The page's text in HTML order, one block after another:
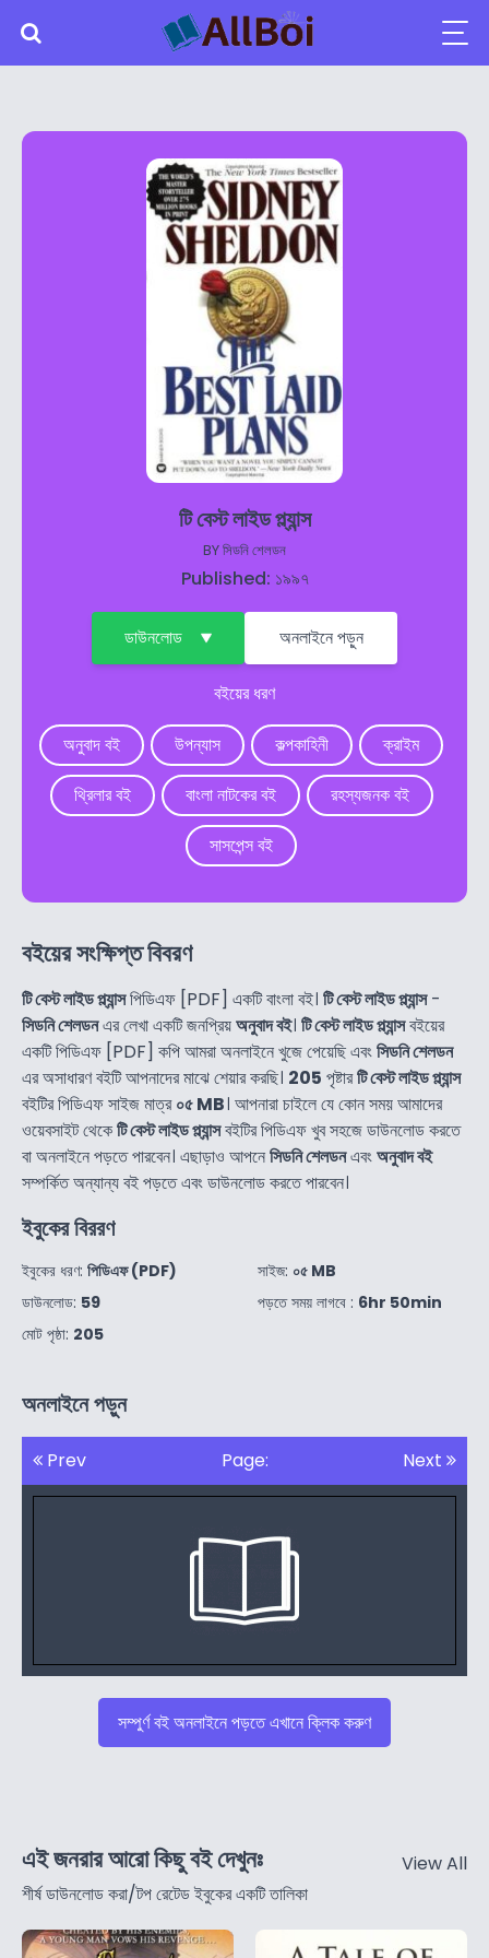
টি বেস্ট লাইড প্ল্যান্স
BYসিডনি শেলডন
Published: ১৯৯৭
ডাউনলোড অনলাইনে পড়ুন
বইয়ের ধরণ
অনুবাদ বই উপন্যাস কল্পকাহিনী
ক্রাইম
থ্রিলার বই
বাংলা নাটকের বই
রহস্যজনক বই
সাসপেন্স বই
বইয়ের সংক্ষিপ্ত বিবরণ
টি বেস্ট লাইড প্ল্যান্সপিডিএফ [PDF] একটি বাংলা বই। টি বেস্ট লাইড প্ল্যান্স-
সিডনি শেলডনএর লেখা একটি জনপ্রিয়অনুবাদ বই। টি বেস্ট লাইড প্ল্যান্সবইয়ের
একটি পিডিএফ [PDF] কপি আমরা অনলাইনে খুজে পেয়েছি এবংসিডনি শেলডন
এর অসাধারণ বইটি আপনাদের মাঝে শেয়ার করছি। 205 পৃষ্টারটি বেস্ট লাইড প্ল্যান্স
বইটির পিডিএফ সাইজ মাত্র০৫ MB। আপনারা চাইলে যে কোন সময় আমাদের
ওয়েবসাইট থেকেটি বেস্ট লাইড প্ল্যান্সবইটির পিডিএফ খুব সহজে ডাউনলোড করতে
বা অনলাইনে পড়তে পারবেন। এছাড়াও আপনেসিডনি শেলডনএবংঅনুবাদ বই
সম্পর্কিত অন্যান্য বই পড়তে এবং ডাউনলোড করতে পারবেন।
ইবুকের বিররণ
ইবুকের ধরণ: পিডিএফ (PDF)
ডাউনলোড: 59
মোট পৃষ্ঠা: 205
সাইজ: ০৫ MB
পড়তে সময় লাগবে : 6hr 50min
অনলাইনে পড়ুন
Prev Page: Next
সম্পুর্ণ বই অনলাইনে পড়তে এখানে ক্লিক করুণ
এই জনরার আরো কিছু বই দেখুনঃ
শীর্ষ ডাউনলোড করা/টপ রেটেড ইবুকের একটি তালিকা
View All